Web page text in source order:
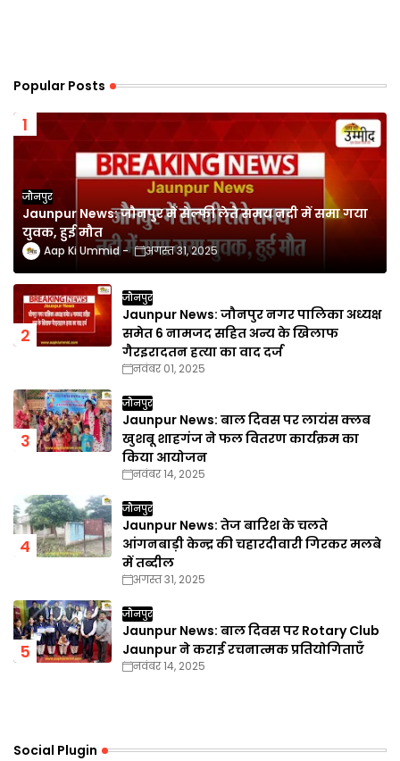
Popular Posts
जौनपुर
Jaunpur News: जौनपुर में सेल्फी लेते समय नदी में समा गया
युवक, हुई मौत
Aap Ki Ummid अगस्त 31, 2025
जौनपुर
Jaunpur News: जौनपुर नगर पालिका अध्यक्ष
समेत 6 नामजद सहित अन्य के खिलाफ
गैरइरादतन हत्या का वाद दर्ज
नवंबर 01, 2025
जौनपुर
Jaunpur News: बाल दिवस पर लायंस क्लब
खुशबू शाहगंज ने फल वितरण कार्यक्रम का
किया आयोजन
नवंबर 14, 2025
जौनपुर
Jaunpur News: तेज बारिश के चलते
आंगनबाड़ी केन्द्र की चहारदीवारी गिरकर मलबे
में तब्दील
अगस्त 31, 2025
जौनपुर
Jaunpur News: बाल दिवस पर Rotary Club
Jaunpur ने कराई रचनात्मक प्रतियोगिताएँ
नवंबर 14, 2025
Social Plugin